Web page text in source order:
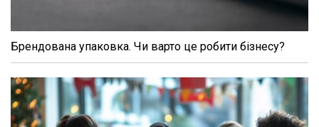
Брендована упаковка. Чи варто це робити бізнесу?